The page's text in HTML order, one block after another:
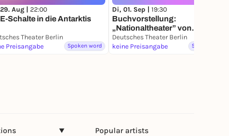
Aug | 22:00
Schalte in die Antarktis
Theater Berlin
Preisangabe
Spoken word
Di, 01. Sep | 19:30
Buchvorstellung:
„Nationaltheater” von
Tanja Šljivar
Deutsches Theater Berlin
keine Preisangabe
Spoken word
Popular artists